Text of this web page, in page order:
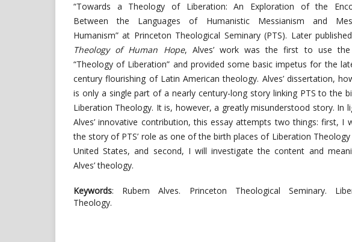
“Towards a Theology of Liberation: An Exploration of the
Between the Languages of Humanistic Messianism and
Humanism” at Princeton Theological Seminary (PTS). Later
Theology of Human Hope, Alves’ work was the first to use
“Theology of Liberation” and provided some basic impetus for the
century flourishing of Latin American theology. Alves’ dissertation,
is only a single part of a nearly century-long story linking PTS to the
Liberation Theology. It is, however, a greatly misunderstood story. In
Alves’ innovative contribution, this essay attempts two things: first, I
the story of PTS’ role as one of the birth places of Liberation Theology
United States, and second, I will investigate the content and
Alves’ theology.
Keywords: Rubem Alves. Princeton Theological Seminary.
Theology.